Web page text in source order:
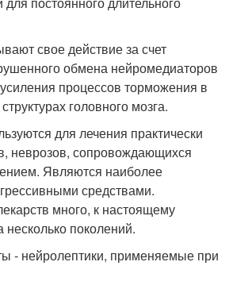
свое действие за счет
обмена нейромедиаторов
процессов торможения в
головного мозга.
для лечения практически
неврозов, сопровождающихся
Являются наиболее
средствами.
много, к настоящему
поколений.
- нейролептики, применяемые при